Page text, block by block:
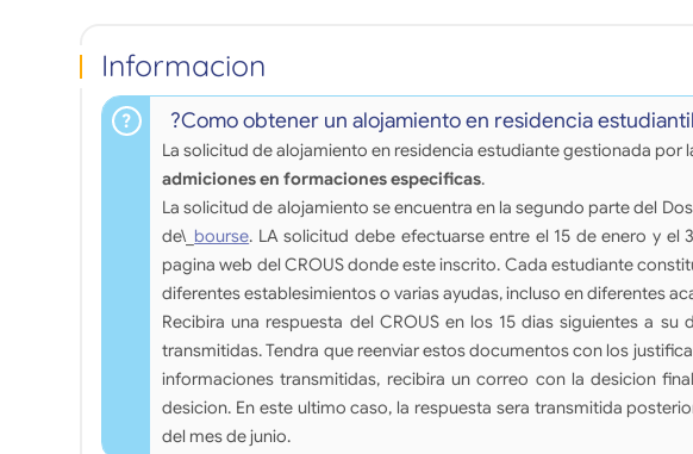
Informacion
?Como obtener un alojamiento en residencia
La solicitud de alojamiento en residencia estudiante gestionada por
admiciones en formaciones especificas.
La solicitud de alojamiento se encuentra en la segundo parte del
de\_ bourse. LA solicitud debe efectuarse entre el 15 de enero y
pagina web del CROUS donde este inscrito. Cada estudiante
diferentes establesimientos o varias ayudas, incluso en diferentes
Recibira una respuesta del CROUS en los 15 dias siguientes a
transmitidas. Tendra que reenviar estos documentos con los
informaciones transmitidas, recibira un correo con la desicion
desicion. En este ultimo caso, la respuesta sera transmitida
del mes de junio.